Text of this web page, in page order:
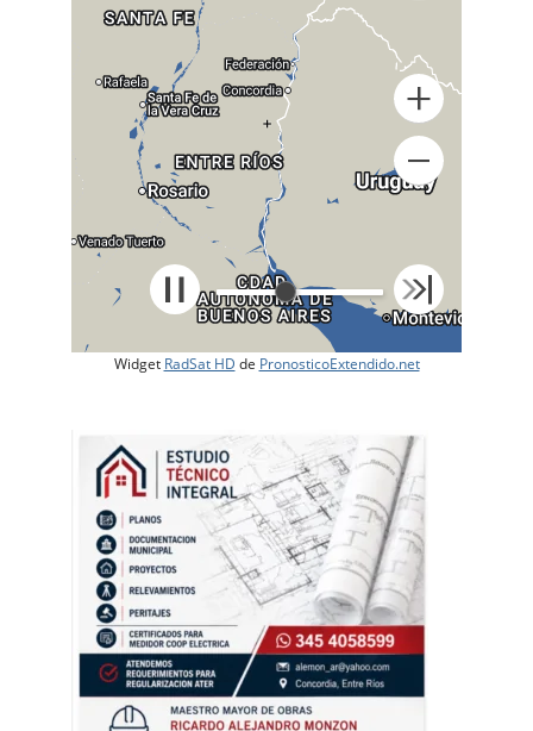
+
Widget RadSat HD de PronosticoExtendido.net